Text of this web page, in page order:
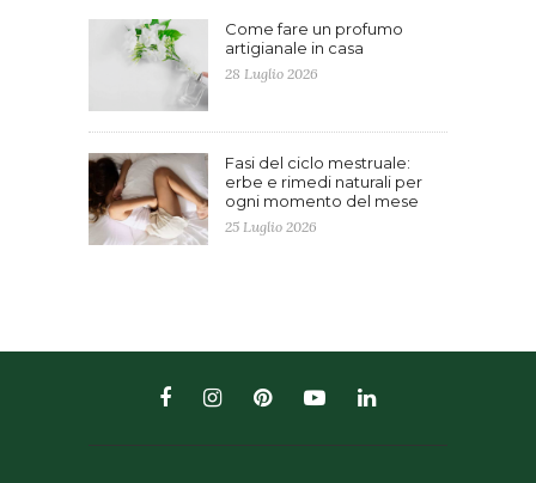
Come fare un profumo
artigianale in casa
28 Luglio 2026
Fasi del ciclo mestruale:
erbe e rimedi naturali per
ogni momento del mese
25 Luglio 2026